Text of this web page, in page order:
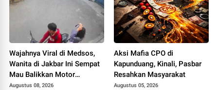
Wajahnya Viral di Medsos,
Wanita di Jakbar Ini Sempat
Mau Balikkan Motor
Curiannya
Augustus 08, 2026
Aksi Mafia CPO di
Kapunduang, Kinali, Pasbar
Resahkan Masyarakat
Augustus 05, 2026